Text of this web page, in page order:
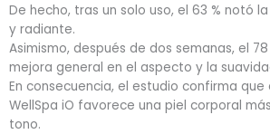
De hecho, tras un solo uso, el 63 % notó
y radiante.
Asimismo, después de dos semanas, el
mejora general en el aspecto y la
En consecuencia, el estudio confirma que
WellSpa iO favorece una piel corporal
tono.